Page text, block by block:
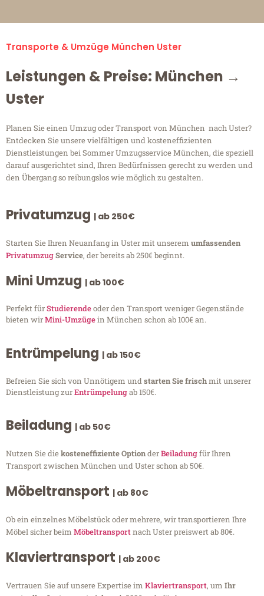
Transporte & Umzüge München Uster
Leistungen & Preise: München →
Uster
Planen Sie einen Umzug oder Transport von München nach Uster?
Entdecken Sie unsere vielfältigen und kosteneffizienten
Dienstleistungen bei Sommer Umzugsservice München, die speziell
darauf ausgerichtet sind, Ihren Bedürfnissen gerecht zu werden und
den Übergang so reibungslos wie möglich zu gestalten.
Privatumzug | ab 250€
Starten Sie Ihren Neuanfang in Uster mit unserem umfassenden
PrivatumzugService, der bereits ab 250€ beginnt.
Mini Umzug | ab 100€
Perfekt fürStudierendeoder den Transport weniger Gegenstände
bieten wirMini-Umzügein München schon ab 100€ an.
Entrümpelung | ab 150€
Befreien Sie sich von Unnötigem undstarten Sie frischmit unserer
Dienstleistung zurEntrümpelungab 150€.
Beiladung | ab 50€
Nutzen Sie diekosteneffiziente OptionderBeiladungfür Ihren
Transport zwischen München und Uster schon ab 50€.
Möbeltransport | ab 80€
Ob ein einzelnes Möbelstück oder mehrere, wir transportieren Ihre
Möbel sicher beim Möbeltransportnach Uster preiswert ab 80€.
Klaviertransport | ab 200€
Vertrauen Sie auf unsere Expertise im Klaviertransport, um Ihr